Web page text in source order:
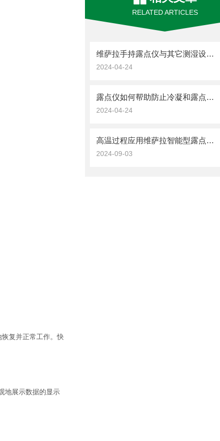
RELATED ARTICLES
维萨拉手持露点仪与其它测湿设备的比较
2024-04-24
露点仪如何帮助防止冷凝和露点问题？
2024-04-24
高温过程应用维萨拉智能型露点和温度探头 DMP5
2024-09-03
复并正常工作。快
地展示数据的显示